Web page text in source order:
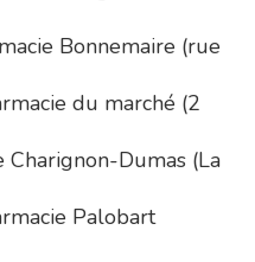
Bonnemaire (rue
: